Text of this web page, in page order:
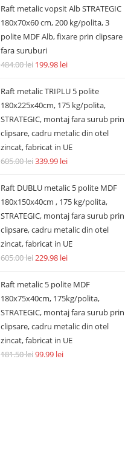
Raft metalic vopsit Alb STRATEGIC
180x70x60 cm, 200 kg/polita, 3
polite MDF Alb, fixare prin clipsare
fara suruburi
484.00lei 199.98 lei
Raft metalic TRIPLU 5 polite
180x225x40cm, 175 kg/polita,
STRATEGIC, montaj fara surub prin
clipsare, cadru metalic din otel
zincat, fabricat in UE
605.00lei339.99 lei
Raft DUBLU metalic 5 polite MDF
180x150x40cm , 175 kg/polita,
STRATEGIC, montaj fara surub prin
clipsare, cadru metalic din otel
zincat, fabricat in UE
605.00lei229.98 lei
Raft metalic 5 polite MDF
180x75x40cm, 175kg/polita,
STRATEGIC, montaj fara surub prin
clipsare, cadru metalic din otel
zincat, fabricat in UE
181.50lei99.99 lei